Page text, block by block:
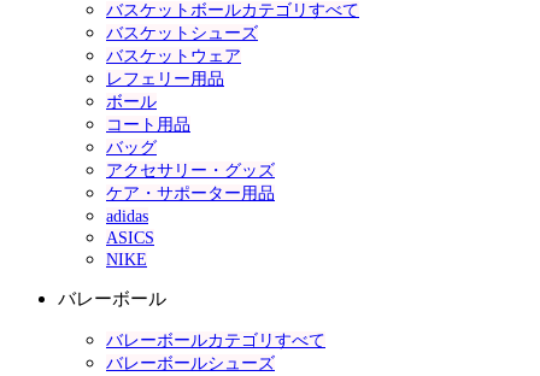
バスケットボールカテゴリすべて
バスケットシューズ
バスケットウェア
レフェリー用品
ボール
コート用品
バッグ
アクセサリー・グッズ
ケア・サポーター用品
adidas
ASICS
NIKE
バレーボール
バレーボールカテゴリすべて
バレーボールシューズ